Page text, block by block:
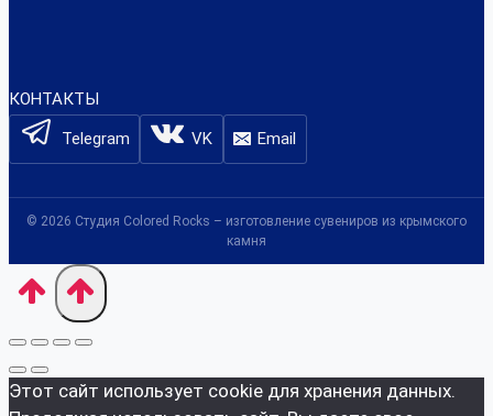
КОНТАКТЫ
Telegram VK Email
© 2026 Студия Colored Rocks – изготовление сувениров из крымского
камня
Этот сайт использует cookie для хранения данных.